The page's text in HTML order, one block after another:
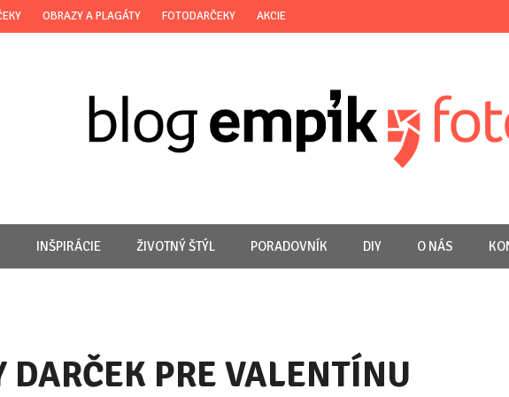
OBRAZY A PLAGÁTY FOTODARČEKY AKCIE
INŠPIRÁCIE ŽIVOTNÝ ŠTÝL PORADOVNÍK DIY O NÁS
PRE VALENTÍNU